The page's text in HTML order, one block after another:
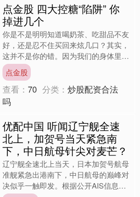
点金股 四大控糖“陷阱” 你
掉进几个
你是不是明明知道喝奶茶、吃甜品不友
好，还是忍不住买回来炫几口？其实，
这并不是你的错。因为我们的身体里每
秒钟要消耗1万万亿的葡萄糖分子，而
最直接、最快速获得能量的....
点金股
查看：70 分类：炒股配资合法
吗
优配中国 听闻辽宁舰全速
北上，加贺号当天紧急南
下，中日航母针尖对麦芒？
辽宁舰全速北上当天，日本加贺号航母
准舰紧急出港南下，中日航母的巅峰对
决似乎一触即发。根据公开AIS信息显